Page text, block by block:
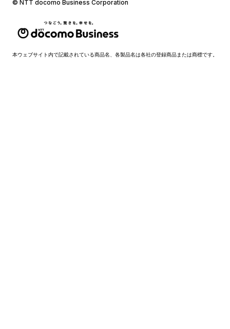
© NTT docomo Business Corporation
本ウェブサイト内で記載されている商品名、各製品名は各社の登録商品または商標です。